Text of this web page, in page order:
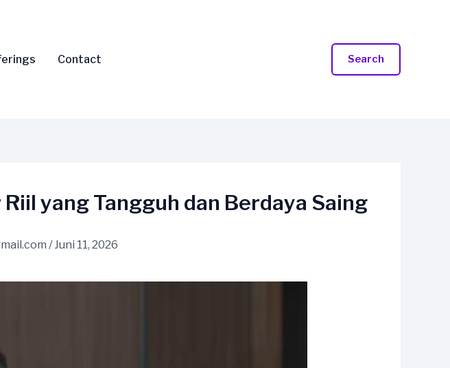
Contact Search
yang Tangguh dan Berdaya Saing
/Juni 11, 2026